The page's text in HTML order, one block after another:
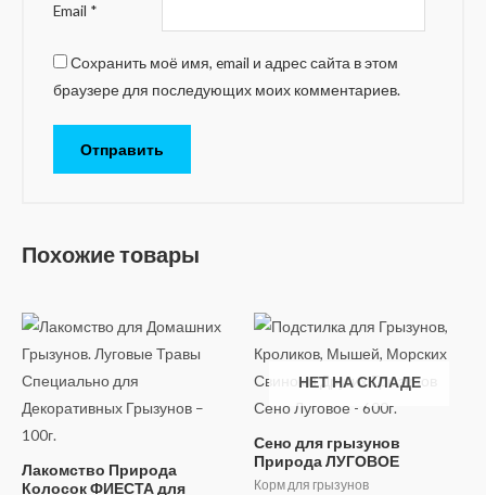
Email *
Сохранить моё имя, email и адрес сайта в этом
браузере для последующих моих комментариев.
Похожие товары
Лакомство Природа
Колосок ФИЕСТА для
НЕТ НА СКЛАДЕ
Сено для грызунов
Природа ЛУГОВОЕ
Корм для грызунов